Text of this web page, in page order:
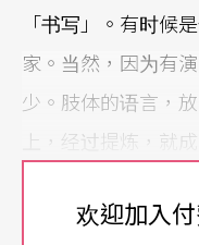
「书写」。有时候
家。当然，因为有
少。肢体的语言，
上，经过提炼，就
就是空气的载体，
欢迎加入